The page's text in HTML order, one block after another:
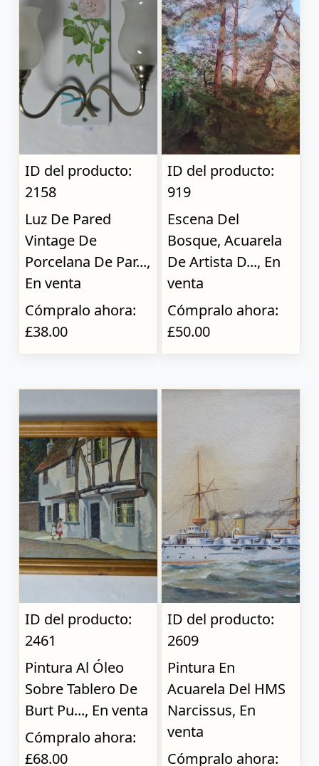
ID del producto:
2158
Luz De Pared
Vintage De
Porcelana De Par...,
En venta
Cómpralo ahora:
£38.00
ID del producto:
919
Escena Del
Bosque, Acuarela
De Artista D..., En
venta
Cómpralo ahora:
£50.00
ID del producto:
2461
Pintura Al Óleo
Sobre Tablero De
Burt Pu..., En venta
Cómpralo ahora:
£68.00
ID del producto:
2609
Pintura En
Acuarela Del HMS
Narcissus, En
venta
Cómpralo ahora: